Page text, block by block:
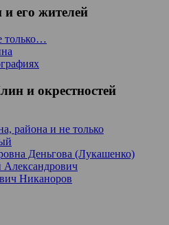
его жителей
только…
и окрестностей
района и не только
Деньгова (Лукашенко)
Никаноров